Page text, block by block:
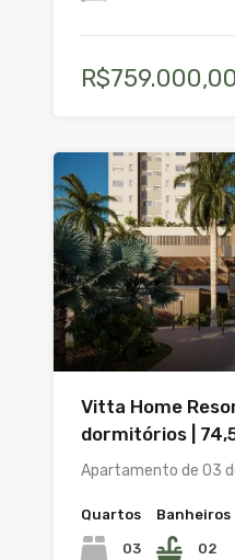
R$759.000,00
Vitta Home
dormitórios |
Apartamento de 03
Quartos
03
Banheiros
02